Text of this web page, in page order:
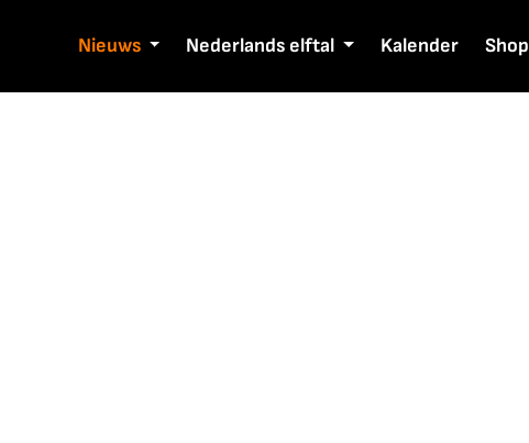
Nieuws Nederlands elftal Kalender Shop